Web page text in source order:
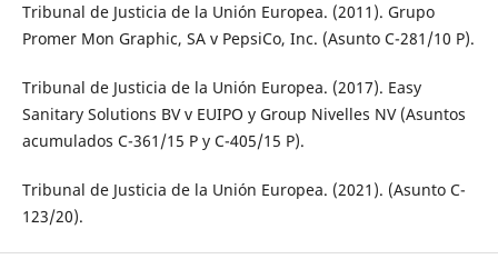
Tribunal de Justicia de la Unión Europea. (2011). Grupo
Promer Mon Graphic, SA v PepsiCo, Inc. (Asunto C-281/10 P).
Tribunal de Justicia de la Unión Europea. (2017). Easy
Sanitary Solutions BV v EUIPO y Group Nivelles NV (Asuntos
acumulados C-361/15 P y C-405/15 P).
Tribunal de Justicia de la Unión Europea. (2021). (Asunto C-
123/20).